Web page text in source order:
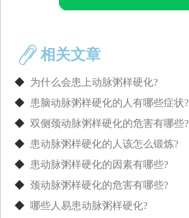
相关文章
◆ 为什么会患上动脉粥样硬化?
◆ 患脑动脉粥样硬化的人有哪些症状?
◆ 双侧颈动脉粥样硬化的危害有哪些?
◆ 患动脉粥样硬化的人该怎么锻炼?
◆ 患动脉粥样硬化的因素有哪些?
◆ 颈动脉粥样硬化的危害有哪些?
◆ 哪些人易患动脉粥样硬化?